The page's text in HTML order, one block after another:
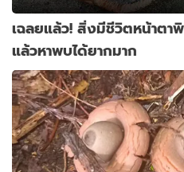
เฉลยแล้ว! สิ่งมีชีวิตหน้าตา
แล้วหาพบได้ยากมาก